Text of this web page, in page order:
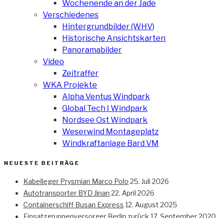
Wochenende an der Jade
Verschiedenes
Hintergrundbilder (WHV)
Historische Ansichtskarten
Panoramabilder
Video
Zeitraffer
WKA Projekte
Alpha Ventus Windpark
Global Tech I Windpark
Nordsee Ost Windpark
Weserwind Montageplatz
Windkraftanlage Bard VM
NEUESTE BEITRÄGE
Kabelleger Prysmian Marco Polo 25. Juli 2026
Autotransporter BYD Jinan 22. April 2026
Containerschiff Busan Express 12. August 2025
Einsatzgruppenversorger Berlin zurück 17. September 2020